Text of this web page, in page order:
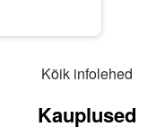
Kõik infolehed
Kauplused